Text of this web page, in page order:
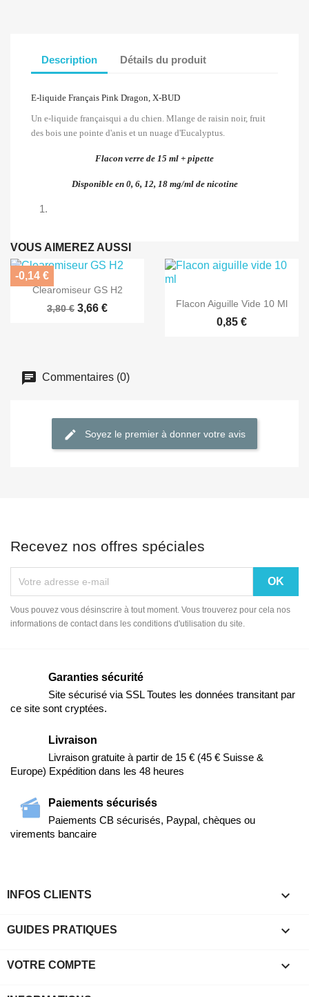
Description Détails du produit
E-liquide Français Pink Dragon, X-BUD
Un e-liquide françaisqui a du chien. Mlange de raisin noir, fruit
des bois une pointe d'anis et un nuage d'Eucalyptus.
Flacon verre de 15 ml + pipette
Disponible en 0, 6, 12, 18 mg/ml de nicotine
VOUS AIMEREZ AUSSI
Aperçu rapide
Clearomiseur GS H2
3,80 € 3,66 €
-0,14 €
Aperçu rapide
Flacon Aiguille Vide 10 Ml
0,85 €
Commentaires (0)
Soyez le premier à donner votre avis
Recevez nos offres spéciales
Vous pouvez vous désinscrire à tout moment. Vous trouverez pour cela nos
informations de contact dans les conditions d'utilisation du site.
Garanties sécurité
Site sécurisé via SSL Toutes les données transitant par
ce site sont cryptées.
Livraison
Livraison gratuite à partir de 15 € (45 € Suisse &
Europe) Expédition dans les 48 heures
Paiements sécurisés
Paiements CB sécurisés, Paypal, chèques ou
virements bancaire
INFOS CLIENTS 
GUIDES PRATIQUES 
VOTRE COMPTE 